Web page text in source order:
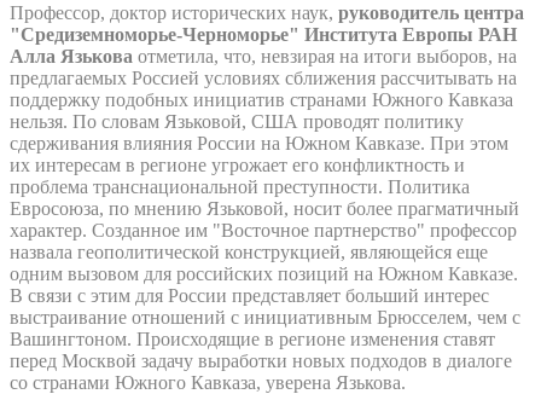
Профессор, доктор исторических наук, руководитель центра
"Средиземноморье-Черноморье" Института Европы РАН
Алла Язькова отметила, что, невзирая на итоги выборов, на
предлагаемых Россией условиях сближения рассчитывать на
поддержку подобных инициатив странами Южного Кавказа
нельзя. По словам Язьковой, США проводят политику
сдерживания влияния России на Южном Кавказе. При этом
их интересам в регионе угрожает его конфликтность и
проблема транснациональной преступности. Политика
Евросоюза, по мнению Язьковой, носит более прагматичный
характер. Созданное им "Восточное партнерство" профессор
назвала геополитической конструкцией, являющейся еще
одним вызовом для российских позиций на Южном Кавказе.
В связи с этим для России представляет больший интерес
выстраивание отношений с инициативным Брюсселем, чем с
Вашингтоном. Происходящие в регионе изменения ставят
перед Москвой задачу выработки новых подходов в диалоге
со странами Южного Кавказа, уверена Язькова.